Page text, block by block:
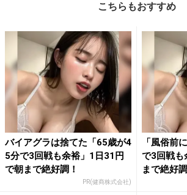
こちらもおすすめ
バイアグラは捨てた「65歳が4
5分で3回戦も余裕」1日31円
で朝まで絶好調！
PR(健商株式会社)
「風俗前
で3回戦も
まで絶好調